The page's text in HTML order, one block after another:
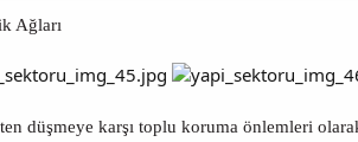
Ağları
düşmeye karşı toplu koruma önlemleri